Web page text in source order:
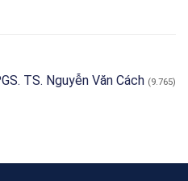
TS. Nguyễn Văn Cách (9.765)